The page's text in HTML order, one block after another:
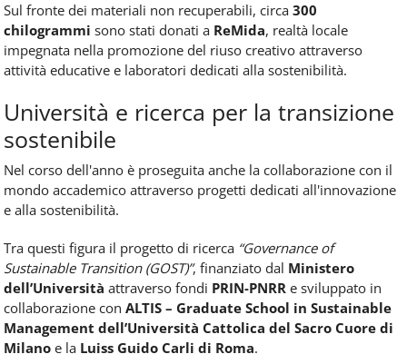
Sul fronte dei materiali non recuperabili, circa 300
chilogrammi sono stati donati a ReMida, realtà locale
impegnata nella promozione del riuso creativo attraverso
attività educative e laboratori dedicati alla sostenibilità.
Università e ricerca per la transizione
sostenibile
Nel corso dell'anno è proseguita anche la collaborazione con il
mondo accademico attraverso progetti dedicati all'innovazione
e alla sostenibilità.
Tra questi figura il progetto di ricerca “Governance of
Sustainable Transition (GOST)”, finanziato dal Ministero
dell’Università attraverso fondi PRIN-PNRR e sviluppato in
collaborazione con ALTIS – Graduate School in Sustainable
Management dell’Università Cattolica del Sacro Cuore di
Milano e la Luiss Guido Carli di Roma.